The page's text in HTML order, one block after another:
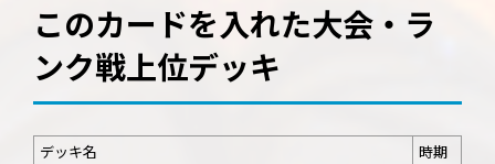
このカードを入れた大会・ラ
ンク戦上位デッキ
デッキ名 時期